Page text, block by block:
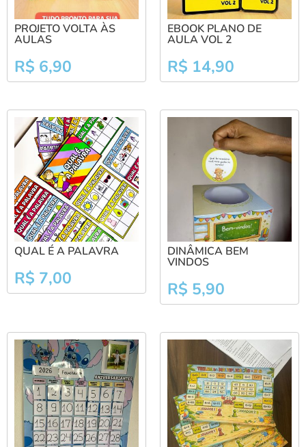
PROJETO VOLTA ÀS
AULAS
R$ 6,90
EBOOK PLANO DE
AULA VOL 2
R$ 14,90
QUAL É A PALAVRA
R$ 7,00
DINÂMICA BEM
VINDOS
R$ 5,90